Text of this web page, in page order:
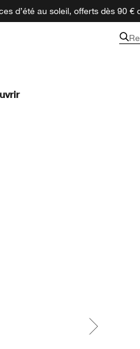
d’été au soleil, offerts dès 90 €